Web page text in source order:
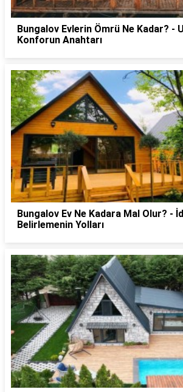
Bungalov Evlerin Ömrü Ne Kadar? -
Konforun Anahtarı
Bungalov Ev Ne Kadara Mal Olur? -
Belirlemenin Yolları